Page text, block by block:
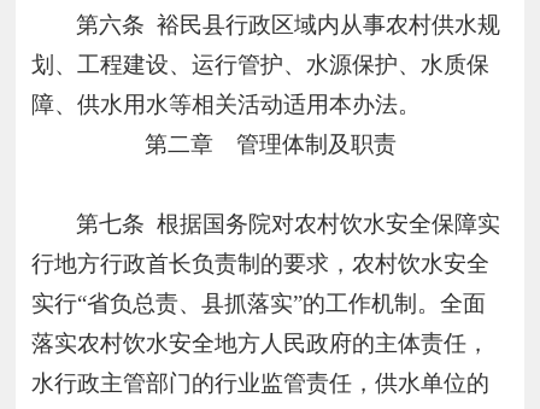
第六条 裕民县行政区域内从事农村供水规
划、工程建设、运行管护、水源保护、水质保
障、供水用水等相关活动适用本办法。
第二章 管理体制及职责
第七条 根据国务院对农村饮水安全保障实
行地方行政首长负责制的要求，农村饮水安全
实行“省负总责、县抓落实”的工作机制。全面
落实农村饮水安全地方人民政府的主体责任，
水行政主管部门的行业监管责任，供水单位的